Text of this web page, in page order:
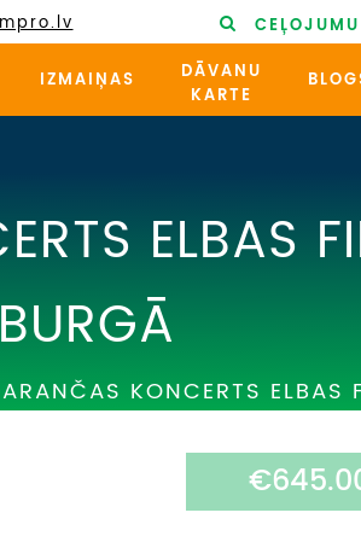
IZMAIŅAS
DĀVANU
KARTE
ELBAS
KONCERTS ELBAS